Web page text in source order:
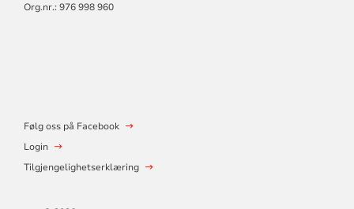
Org.nr.: 976 998 960
Følg oss på Facebook
Login
Tilgjengelighetserklæring